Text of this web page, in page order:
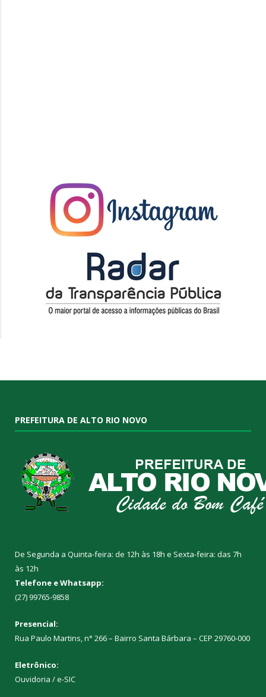
PREFEITURA DE ALTO RIO NOVO
De Segunda a Quinta-feira: de 12h às 18h e Sexta-feira: das 7h
às 12h
Telefone e Whatsapp:
(27) 99765-9858
Presencial:
Rua Paulo Martins, n° 266 – Bairro Santa Bárbara – CEP 29760-000
Eletrônico:
Ouvidoria /e-SIC